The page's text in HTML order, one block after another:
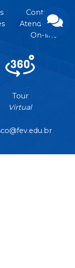
Contato e
Atendimento
On-line
Tour
Virtual